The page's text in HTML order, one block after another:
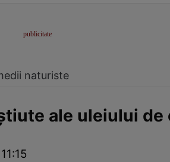
naturiste
ale uleiului de